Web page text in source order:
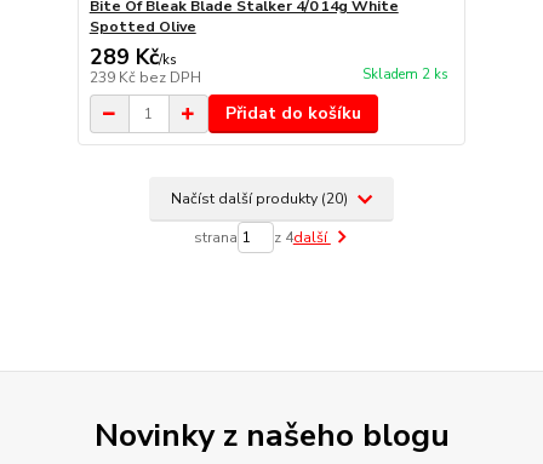
Bite Of Bleak Blade Stalker 4/0 14g White
Spotted Olive
289 Kč/ks
239 Kč bez DPH Skladem 2 ks
Přidat do košíku
Načíst další produkty (20)
strana z 4další
Novinky z našeho blogu